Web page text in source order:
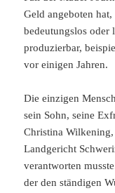
Geld angeboten
bedeutungslos
produzierbar,
vor einigen Jahren.
Die einzigen
sein Sohn, seine
Christina
Landgericht
verantworten
der den ständigen